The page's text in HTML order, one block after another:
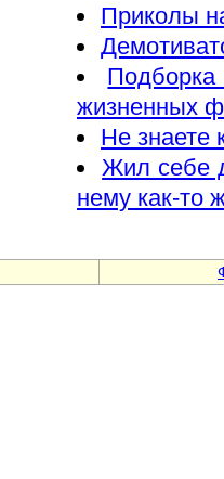
Приколы
жизненных
Не знаете
Жил себе
нему как-то